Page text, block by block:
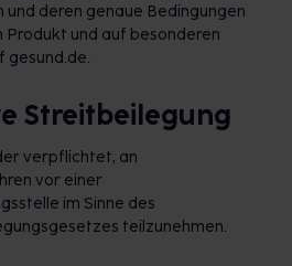
und deren genaue Bedingungen
Produkt und auf besonderen
gesund.de.
Streitbeilegung
verpflichtet, an
vor einer
im Sinne des
teilzunehmen.